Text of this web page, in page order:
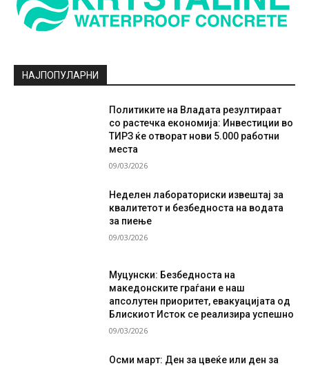
НАЈПОПУЛАРНИ
Политиките на Владата резултираат
со растечка економија: Инвестиции во
ТИРЗ ќе отворат нови 5.000 работни
места
09/03/2026
Неделен лабораториски извештај за
квалитетот и безбедноста на водата
за пиење
09/03/2026
Муцунски: Безбедноста на
македонските граѓани е наш
апсолутен приоритет, евакуацијата од
Блискиот Исток се реализира успешно
09/03/2026
Осми март: Ден за цвеќе или ден за